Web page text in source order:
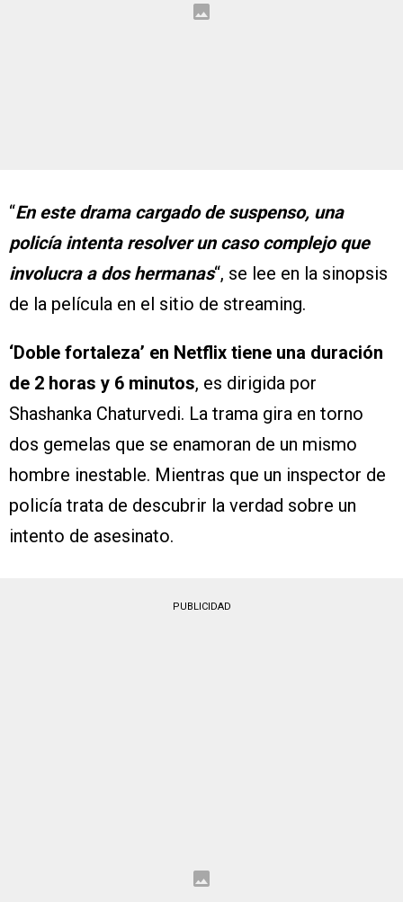
“En este drama cargado de suspenso, una
policía intenta resolver un caso complejo que
involucra a dos hermanas“, se lee en la sinopsis
de la película en el sitio de streaming.
‘Doble fortaleza’ en Netflix tiene una duración
de 2 horas y 6 minutos, es dirigida por
Shashanka Chaturvedi. La trama gira en torno
dos gemelas que se enamoran de un mismo
hombre inestable. Mientras que un inspector de
policía trata de descubrir la verdad sobre un
intento de asesinato.
PUBLICIDAD